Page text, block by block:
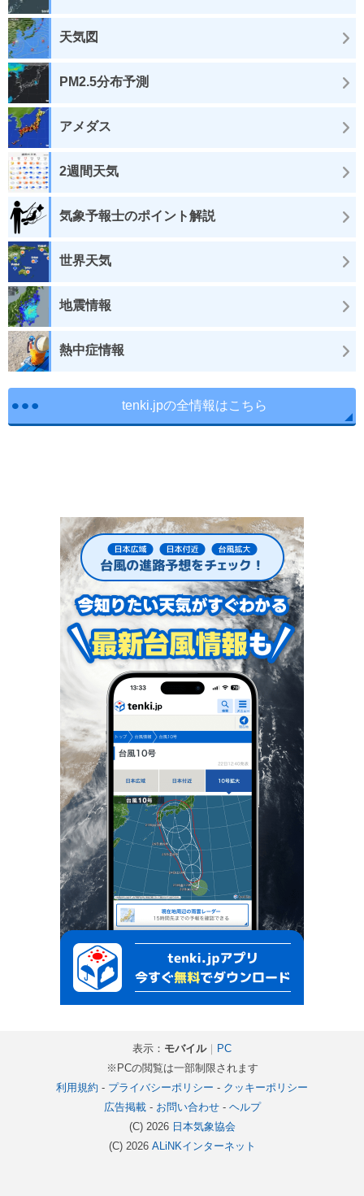
天気図
PM2.5分布予測
アメダス
2週間天気
気象予報士のポイント解説
世界天気
地震情報
熱中症情報
tenki.jpの全情報はこちら
表示： モバイル｜ PC
※PCの閲覧は一部制限されます
利用規約 - プライバシーポリシー - クッキーポリシー
広告掲載- お問い合わせ- ヘルプ
(C) 2026 日本気象協会
(C) 2026 ALiNKインターネット